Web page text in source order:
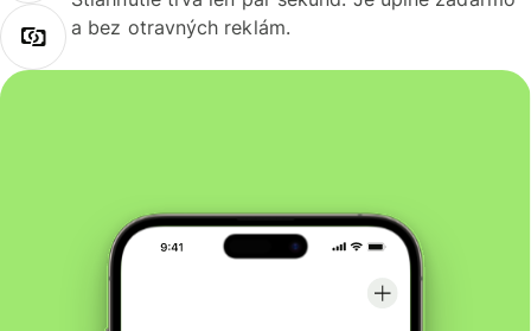
a bez otravných reklám.